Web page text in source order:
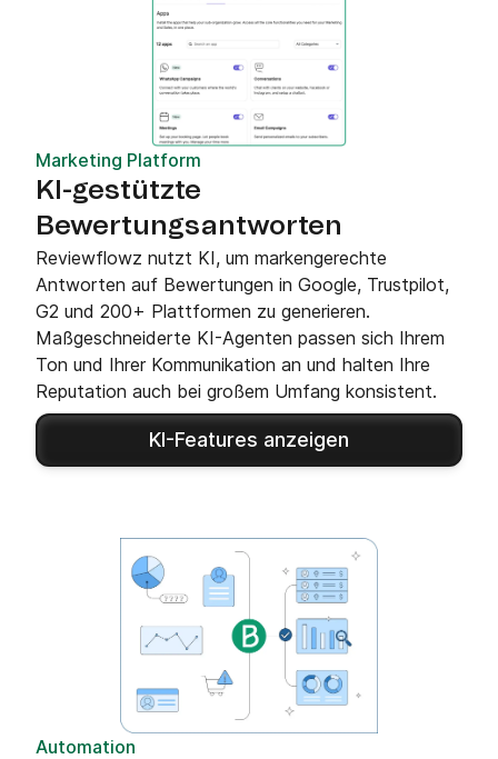
Marketing Platform
KI-gestützte
Bewertungsantworten
Reviewflowz nutzt KI, um markengerechte
Antworten auf Bewertungen in Google, Trustpilot,
G2 und 200+ Plattformen zu generieren.
Maßgeschneiderte KI-Agenten passen sich Ihrem
Ton und Ihrer Kommunikation an und halten Ihre
Reputation auch bei großem Umfang konsistent.
KI-Features anzeigen
Automation